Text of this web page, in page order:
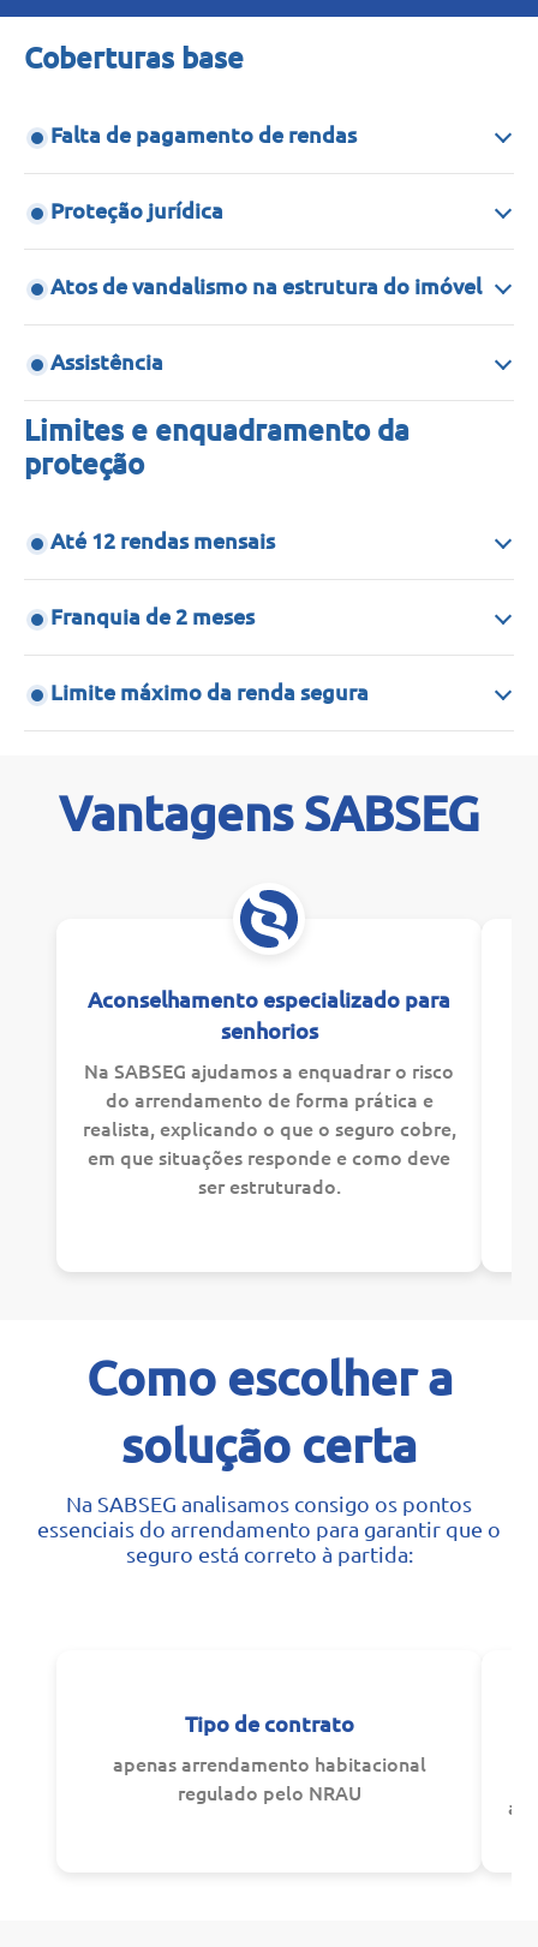
Coberturas base
Falta de pagamento de rendas
Proteção jurídica
Atos de vandalismo na estrutura do imóvel
Assistência
Limites e enquadramento da
proteção
Até 12 rendas mensais
Franquia de 2 meses
Limite máximo da renda segura
Vantagens SABSEG
Aconselhamento especializado para
senhorios
Na SABSEG ajudamos a enquadrar o risco
do arrendamento de forma prática e
realista, explicando o que o seguro cobre,
em que situações responde e como deve
ser estruturado.
Como escolher a
solução certa
Na SABSEG analisamos consigo os pontos
essenciais do arrendamento para garantir que o
seguro está correto à partida:
Tipo de contrato
apenas arrendamento habitacional
regulado pelo NRAU